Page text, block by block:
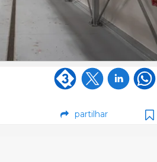
partilhar